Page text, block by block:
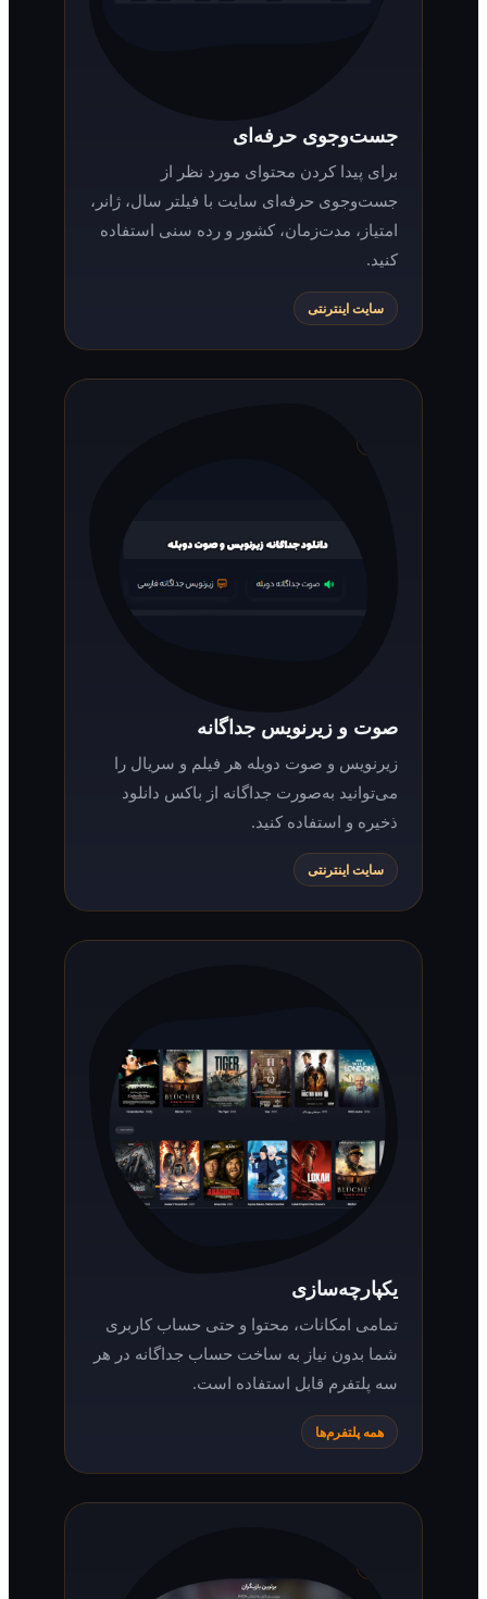
جست‌وجوی حرفه‌ای
برای پیدا کردن محتوای مورد نظر از
جست‌وجوی حرفه‌ای سایت با فیلتر سال، ژانر،
امتیاز، مدت‌زمان، کشور و رده سنی استفاده
سایت اینترنتی
صوت و زیرنویس جداگانه
زیرنویس و صوت دوبله هر فیلم و سریال را
می‌توانید به‌صورت جداگانه از باکس دانلود
ذخیره و استفاده کنید.
سایت اینترنتی
یکپارچه‌سازی
تمامی امکانات، محتوا و حتی حساب کاربری
شما بدون نیاز به ساخت حساب جداگانه در هر
سه پلتفرم قابل استفاده است.
همه پلتفرم‌ها